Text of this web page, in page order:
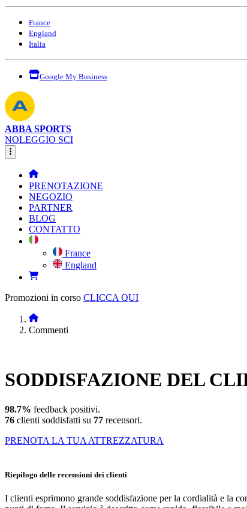
France
England
Italia
Google My Business
ABBA SPORTS
NOLEGGIO SCI
PRENOTAZIONE
NEGOZIO
PARTNER
BLOG
CONTATTO
France
England
Promozioni in corso CLICCA QUI
Commenti
SODDISFAZIONE DEL
98.7% feedback positivi.
76 clienti soddisfatti su 77 recensori.
PRENOTA LA TUA ATTREZZATURA
Riepilogo delle recensioni dei clienti
I clienti esprimono grande soddisfazione per la cordialità e la